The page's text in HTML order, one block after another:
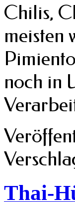
Chilis,
meisten
noch in
Thai-